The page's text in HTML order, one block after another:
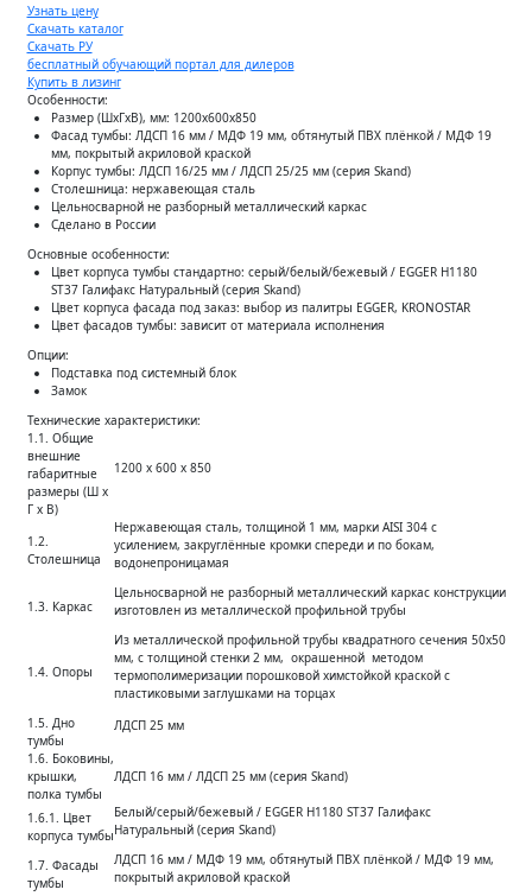
Узнать цену
Скачать каталог
Скачать РУ
бесплатный обучающий портал для дилеров
Купить в лизинг
Особенности:
Размер (ШхГхВ), мм: 1200х600х850
Фасад тумбы: ЛДСП 16 мм / МДФ 19 мм, обтянутый ПВХ плёнкой / МДФ 19
мм, покрытый акриловой краской
Корпус тумбы: ЛДСП 16/25 мм / ЛДСП 25/25 мм (серия Skand)
Столешница: нержавеющая сталь
Цельносварной не разборный металлический каркас
Сделано в России
Основные особенности:
Цвет корпуса тумбы стандартно: серый/белый/бежевый / EGGER H1180
ST37 Галифакс Натуральный (серия Skand)
Цвет корпуса фасада под заказ: выбор из палитры EGGER, KRONOSTAR
Цвет фасадов тумбы: зависит от материала исполнения
Опции:
Подставка под системный блок
Замок
Технические характеристики:
1.1. Общие
внешние
габаритные
размеры (Ш х
Г х В)
1200 х 600 х 850
1.2.
Столешница
Нержавеющая сталь, толщиной 1 мм, марки AISI 304 с
усилением, закруглённые кромки спереди и по бокам,
водонепроницамая
1.3. Каркас
Цельносварной не разборный металлический каркас конструкции
изготовлен из металлической профильной трубы
1.4. Опоры
Из металлической профильной трубы квадратного сечения 50х50
мм, с толщиной стенки 2 мм, окрашенной методом
термополимеризации порошковой химстойкой краской с
пластиковыми заглушками на торцах
1.5. Дно
тумбы
ЛДСП 25 мм
1.6. Боковины,
крышки,
полка тумбы
ЛДСП 16 мм / ЛДСП 25 мм (серия Skand)
1.6.1. Цвет
корпуса тумбы
Белый/серый/бежевый / EGGER H1180 ST37 Галифакс
Натуральный (серия Skand)
1.7. Фасады
тумбы
ЛДСП 16 мм / МДФ 19 мм, обтянутый ПВХ плёнкой / МДФ 19 мм,
покрытый акриловой краской